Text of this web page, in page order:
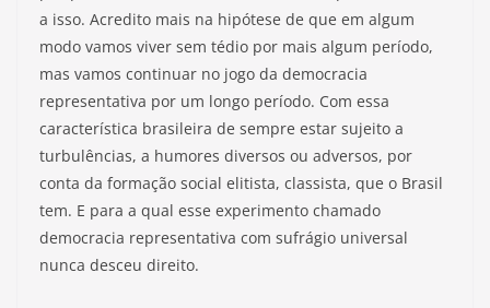
a isso. Acredito mais na hipótese de que em algum
modo vamos viver sem tédio por mais algum período,
mas vamos continuar no jogo da democracia
representativa por um longo período. Com essa
característica brasileira de sempre estar sujeito a
turbulências, a humores diversos ou adversos, por
conta da formação social elitista, classista, que o Brasil
tem. E para a qual esse experimento chamado
democracia representativa com sufrágio universal
nunca desceu direito.